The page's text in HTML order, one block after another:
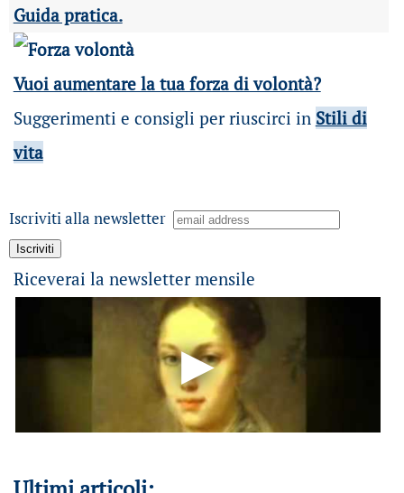
Guida pratica.
Vuoi aumentare la tua forza di volontà?
Suggerimenti e consigli per riuscirci in Stili di
vita
Iscriviti alla newsletter
Riceverai la newsletter mensile